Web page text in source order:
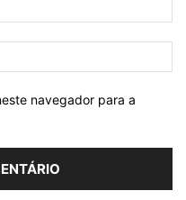
navegador para a